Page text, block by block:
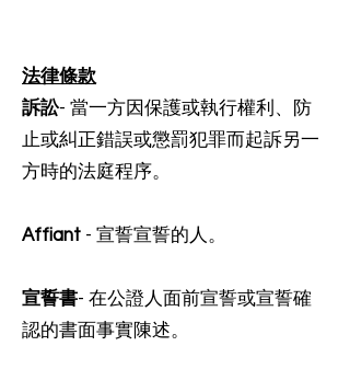
法律條款
訴訟- 當一方因保護或執行權利、防
止或糾正錯誤或懲罰犯罪而起訴另一
方時的法庭程序。
Affiant - 宣誓宣誓的人。
宣誓書- 在公證人面前宣誓或宣誓確
認的書面事實陳述。